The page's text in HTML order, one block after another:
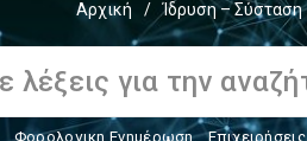
Αρχική / Ίδρυση – Σύσταση
Φορολογικη Ενημέρωση, Επιχειρήσεις